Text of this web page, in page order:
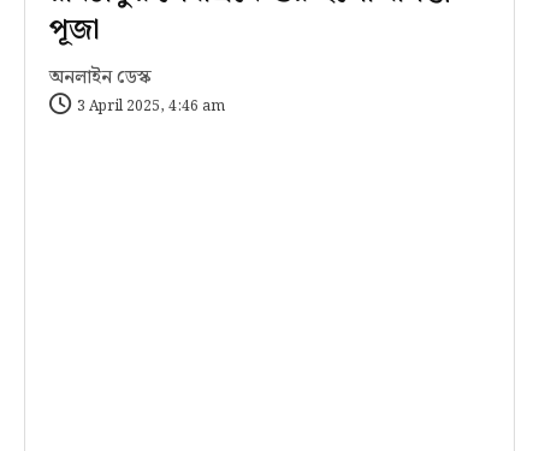
পূজা
অনলাইন ডেস্ক
3 April 2025, 4:46 am